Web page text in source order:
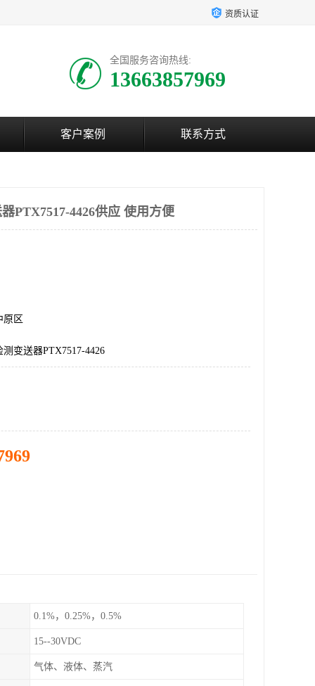
资质认证
全国服务咨询热线:
13663857969
客户案例 联系方式
PTX7517-4426供应 使用方便
原区
变送器PTX7517-4426
0.1%，0.25%，0.5%
15--30VDC
气体、液体、蒸汽